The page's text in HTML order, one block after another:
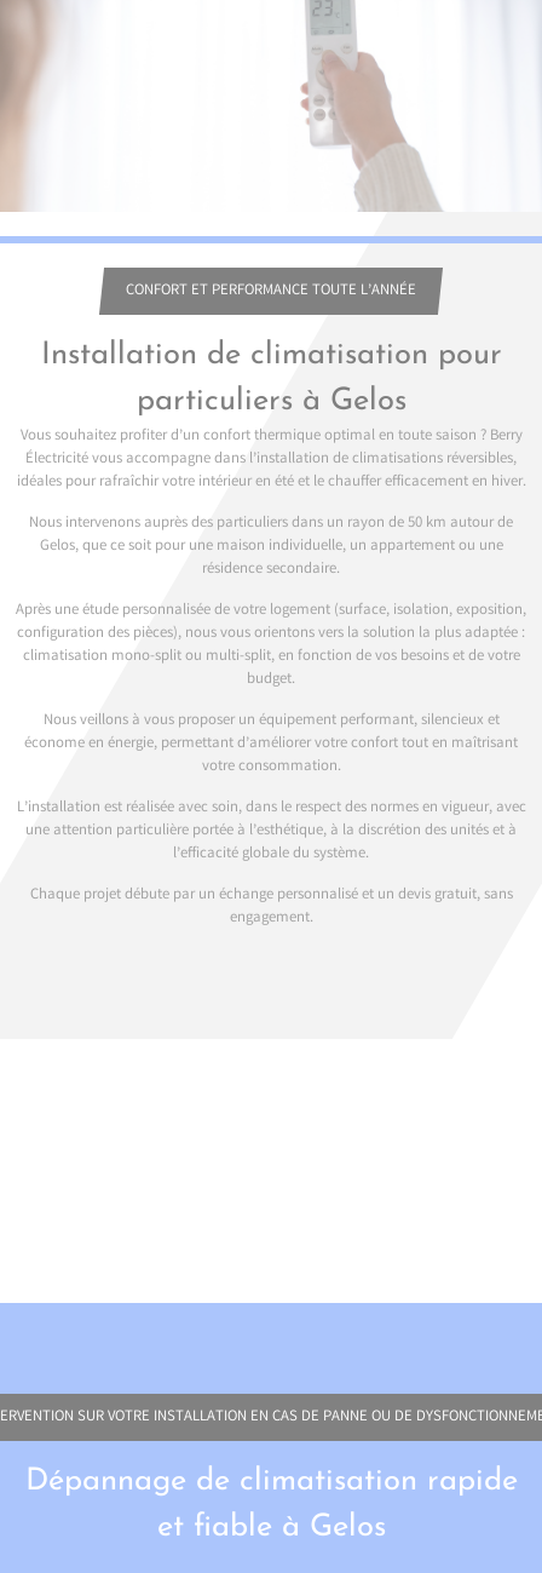
CONFORT ET PERFORMANCE TOUTE L’ANNÉE
Installation de climatisation pour
particuliers à Gelos
Vous souhaitez profiter d’un confort thermique optimal en toute saison ? Berry
Électricité vous accompagne dans l’installation de climatisations réversibles,
idéales pour rafraîchir votre intérieur en été et le chauffer efficacement en hiver.
Nous intervenons auprès des particuliers dans un rayon de 50 km autour de
Gelos, que ce soit pour une maison individuelle, un appartement ou une
résidence secondaire.
Après une étude personnalisée de votre logement (surface, isolation, exposition,
configuration des pièces), nous vous orientons vers la solution la plus adaptée :
climatisation mono-split ou multi-split, en fonction de vos besoins et de votre
budget.
Nous veillons à vous proposer un équipement performant, silencieux et
économe en énergie, permettant d’améliorer votre confort tout en maîtrisant
votre consommation.
L’installation est réalisée avec soin, dans le respect des normes en vigueur, avec
une attention particulière portée à l’esthétique, à la discrétion des unités et à
l’efficacité globale du système.
Chaque projet débute par un échange personnalisé et un devis gratuit, sans
engagement.
SUR VOTRE INSTALLATION EN CAS DE PANNE OU DE
Dépannage de climatisation rapide
et fiable à Gelos